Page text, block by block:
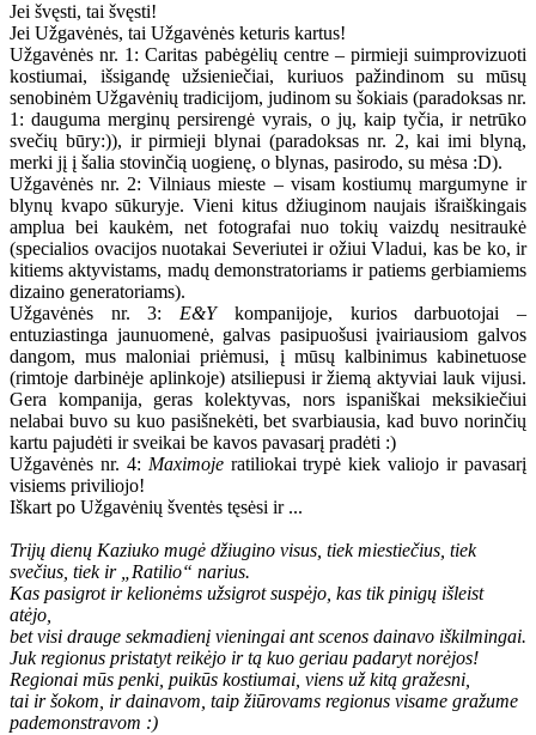
Jei švęsti, tai švęsti!
Jei Užgavėnės, tai Užgavėnės keturis kartus!
Užgavėnės nr. 1: Caritas pabėgėlių centre – pirmieji suimprovizuoti
kostiumai, išsigandę užsieniečiai, kuriuos pažindinom su mūsų
senobinėm Užgavėnių tradicijom, judinom su šokiais (paradoksas nr.
1: dauguma merginų persirengė vyrais, o jų, kaip tyčia, ir netrūko
svečių būry:)), ir pirmieji blynai (paradoksas nr. 2, kai imi blyną,
merki jį į šalia stovinčią uogienę, o blynas, pasirodo, su mėsa :D).
Užgavėnės nr. 2: Vilniaus mieste – visam kostiumų margumyne ir
blynų kvapo sūkuryje. Vieni kitus džiuginom naujais išraiškingais
amplua bei kaukėm, net fotografai nuo tokių vaizdų nesitraukė
(specialios ovacijos nuotakai Severiutei ir ožiui Vladui, kas be ko, ir
kitiems aktyvistams, madų demonstratoriams ir patiems gerbiamiems
dizaino generatoriams).
Užgavėnės nr. 3: E&Ykompanijoje, kurios darbuotojai –
entuziastinga jaunuomenė, galvas pasipuošusi įvairiausiom galvos
dangom, mus maloniai priėmusi, į mūsų kalbinimus kabinetuose
(rimtoje darbinėje aplinkoje) atsiliepusi ir žiemą aktyviai lauk vijusi.
Gera kompanija, geras kolektyvas, nors ispaniškai meksikiečiui
nelabai buvo su kuo pasišnekėti, bet svarbiausia, kad buvo norinčių
kartu pajudėti ir sveikai be kavos pavasarį pradėti :)
Užgavėnės nr. 4: Maximojeratiliokai trypė kiek valiojo ir pavasarį
visiems priviliojo!
Iškart po Užgavėnių šventės tęsėsi ir ...
Trijų dienų Kaziuko mugė džiugino visus, tiek miestiečius, tiek
svečius, tiek ir „Ratilio“ narius.
Kas pasigrot ir kelionėms užsigrot suspėjo, kas tik pinigų išleist
atėjo,
bet visi drauge sekmadienį vieningai ant scenos dainavo iškilmingai.
Juk regionus pristatyt reikėjo ir tą kuo geriau padaryt norėjos!
Regionai mūs penki, puikūs kostiumai, viens už kitą gražesni,
tai ir šokom, ir dainavom, taip žiūrovams regionus visame gražume
pademonstravom :)